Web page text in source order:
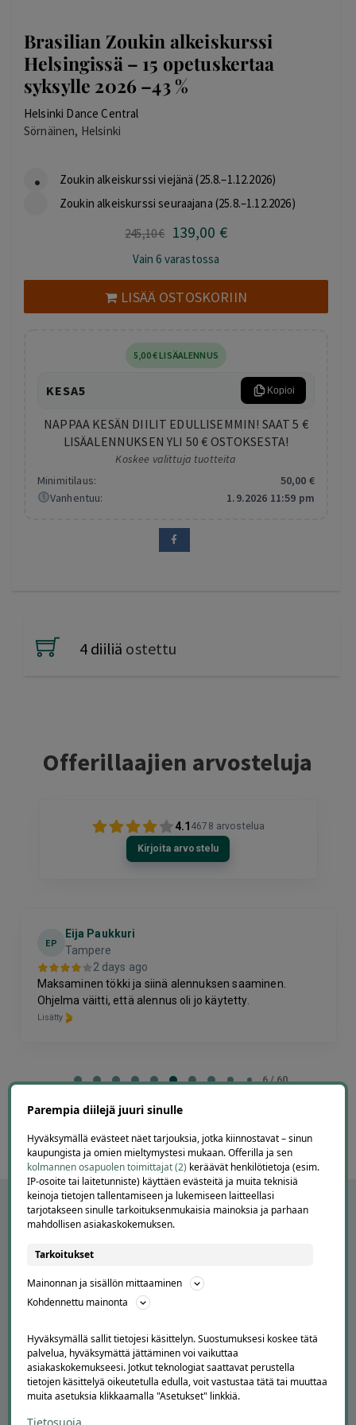
Brasilian Zoukin alkeiskurssi
Helsingissä – 15 opetuskertaa
syksylle 2026 –43 %
Helsinki Dance Central
Sörnäinen, Helsinki
Zoukin alkeiskurssi viejänä (25.8.–1.12.2026)
Zoukin alkeiskurssi seuraajana (25.8.–1.12.2026)
245,10€ Alkuperäinen
oli:
245,10 €.
139,00 €Nykyinen
139,00 €.
Vain 6 varastossa
LISÄÄ OSTOSKORIIN
5,00€LISÄALENNUS
KESA5 Kopioi
NAPPAA KESÄN DIILIT EDULLISEMMIN! SAAT 5 €
LISÄALENNUKSEN YLI 50 € OSTOKSESTA!
Koskee valittuja tuotteita
Minimitilaus:
50,00 €
Vanhentuu:
1.9.2026 11:59 pm
4 diiliä ostettu
Offerillaajien arvosteluja
4.1 4678 arvostelua
Kirjoita arvostelu
EP
Eija Paukkuri
Tampere
2 days ago
Maksaminen tökki ja siinä alennuksen saaminen.
Ohjelma väitti, että alennus oli jo käytetty.
Lisätty
6 / 60
APUA JA NEUVOJA
Peruuta tilaus
Asiakaspalvelu
Parempia diilejä juuri sinulle
Hyväksymällä evästeet näet tarjouksia, jotka kiinnostavat – sinun
kaupungista ja omien mieltymystesi mukaan. Offerilla ja sen
kolmannen osapuolen toimittajat (2) keräävät henkilötietoja (esim.
IP-osoite tai laitetunniste) käyttäen evästeitä ja muita teknisiä
keinoja tietojen tallentamiseen ja lukemiseen laitteellasi
tarjotakseen sinulle tarkoituksenmukaisia mainoksia ja parhaan
mahdollisen asiakaskokemuksen.
Tarkoitukset
Mainonnan ja sisällön mittaaminen
Kohdennettu mainonta
Hyväksymällä sallit tietojesi käsittelyn. Suostumuksesi koskee tätä
palvelua, hyväksymättä jättäminen voi vaikuttaa
asiakaskokemukseesi. Jotkut teknologiat saattavat perustella
tietojen käsittelyä oikeutetulla edulla, voit vastustaa tätä tai muuttaa
muita asetuksia klikkaamalla "Asetukset" linkkiä.